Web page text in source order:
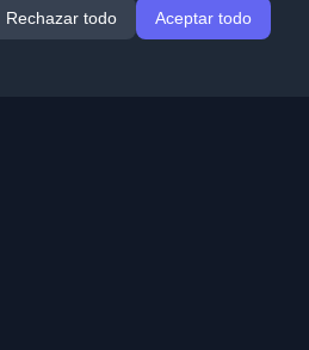
Rechazar todo Aceptar todo